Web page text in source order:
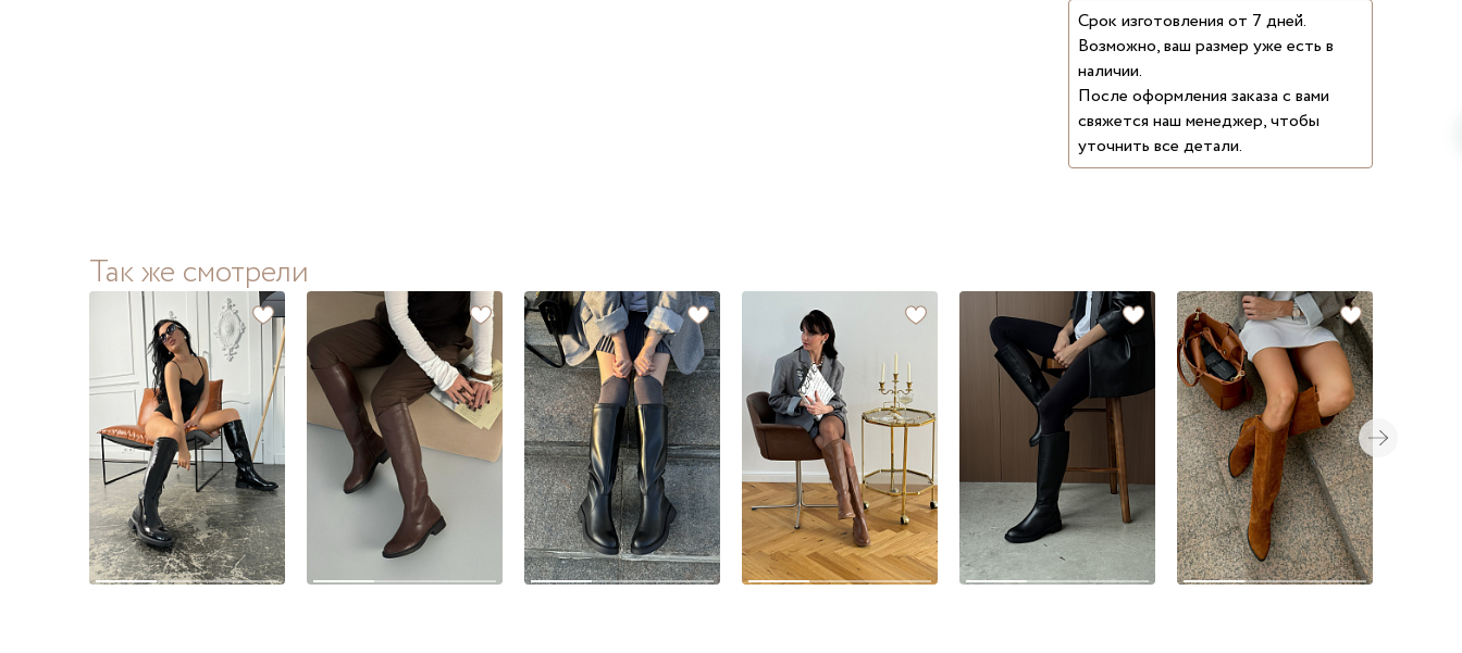
Срок изготовления от 7 дней.
Возможно, ваш размер уже есть в
наличии.
После оформления заказа с вами
свяжется наш менеджер, чтобы
уточнить все детали.
Так же смотрели